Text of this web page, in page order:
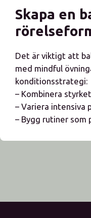
Skapa en
Det är viktigt att
med mindful
konditionsstrategi:
– Kombinera
– Variera intensiva
– Bygg rutiner som